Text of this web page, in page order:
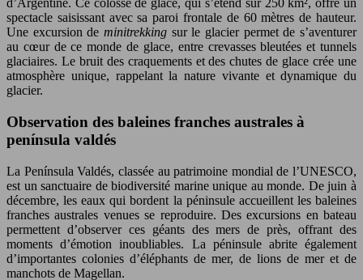
d’Argentine. Ce colosse de glace, qui s’étend sur 250 km², offre un
spectacle saisissant avec sa paroi frontale de 60 mètres de hauteur.
Une excursion de minitrekking sur le glacier permet de s’aventurer
au cœur de ce monde de glace, entre crevasses bleutées et tunnels
glaciaires. Le bruit des craquements et des chutes de glace crée une
atmosphère unique, rappelant la nature vivante et dynamique du
glacier.
Observation des baleines franches australes à
península valdés
La Península Valdés, classée au patrimoine mondial de l’UNESCO,
est un sanctuaire de biodiversité marine unique au monde. De juin à
décembre, les eaux qui bordent la péninsule accueillent les baleines
franches australes venues se reproduire. Des excursions en bateau
permettent d’observer ces géants des mers de près, offrant des
moments d’émotion inoubliables. La péninsule abrite également
d’importantes colonies d’éléphants de mer, de lions de mer et de
manchots de Magellan.